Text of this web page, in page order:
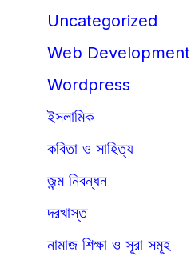
Uncategorized
Web Development
Wordpress
ইসলামিক
কবিতা ও সাহিত্য
জন্ম নিবন্ধন
দরখাস্ত
নামাজ শিক্ষা ও সূরা সমূহ